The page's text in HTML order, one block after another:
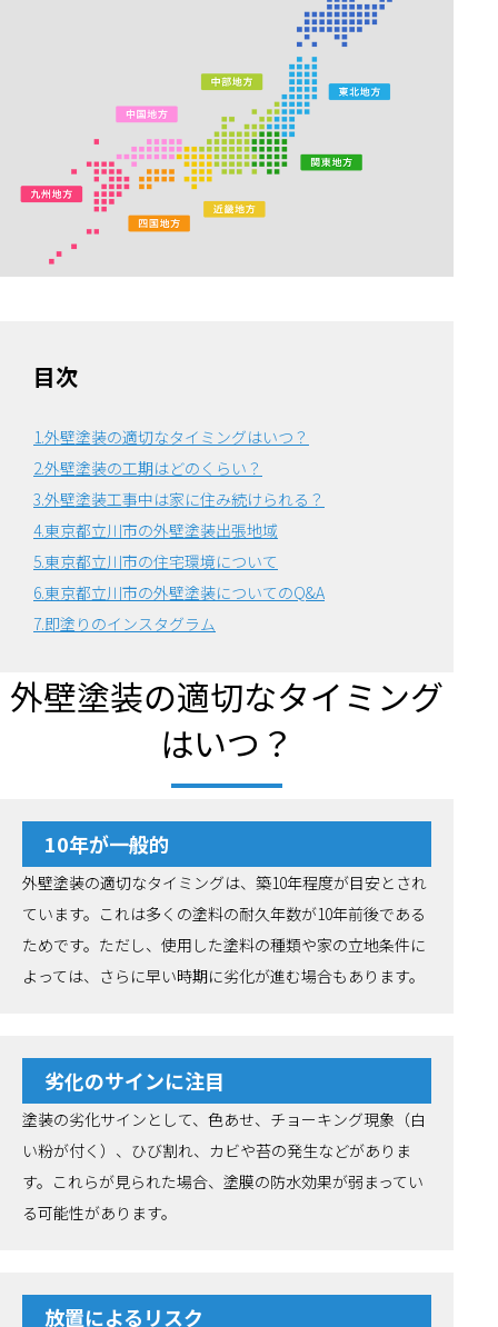
目次
1.外壁塗装の適切なタイミングはいつ？
2.外壁塗装の工期はどのくらい？
3.外壁塗装工事中は家に住み続けられる？
4.東京都立川市の外壁塗装出張地域
5.東京都立川市の住宅環境について
6.東京都立川市の外壁塗装についてのQ&A
7.即塗りのインスタグラム
外壁塗装の適切なタイミング
はいつ？
10年が一般的
外壁塗装の適切なタイミングは、築10年程度が目安とされ
ています。これは多くの塗料の耐久年数が10年前後である
ためです。ただし、使用した塗料の種類や家の立地条件に
よっては、さらに早い時期に劣化が進む場合もあります。
劣化のサインに注目
塗装の劣化サインとして、色あせ、チョーキング現象（白
い粉が付く）、ひび割れ、カビや苔の発生などがありま
す。これらが見られた場合、塗膜の防水効果が弱まってい
る可能性があります。
放置によるリスク